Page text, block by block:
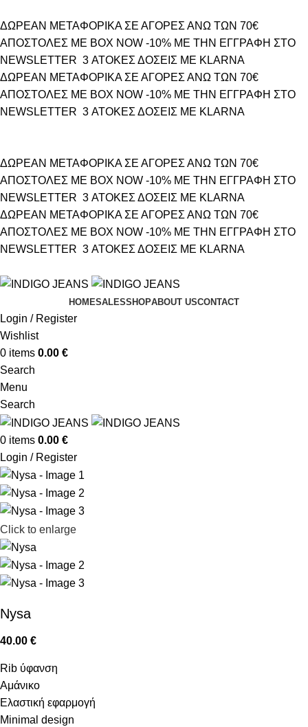
ΔΩΡΕΑΝ ΜΕΤΑΦΟΡΙΚΑ ΣΕ ΑΓΟΡΕΣ ΑΝΩ ΤΩΝ 70€
ΑΠΟΣΤΟΛΕΣ ΜΕ BOX NOW -10% ΜΕ ΤΗΝ ΕΓΓΡΑΦΗ ΣΤΟ
NEWSLETTER 3 ΑΤΟΚΕΣ ΔΟΣΕΙΣ ΜΕ KLARNA
ΔΩΡΕΑΝ ΜΕΤΑΦΟΡΙΚΑ ΣΕ ΑΓΟΡΕΣ ΑΝΩ ΤΩΝ 70€
ΑΠΟΣΤΟΛΕΣ ΜΕ BOX NOW -10% ΜΕ ΤΗΝ ΕΓΓΡΑΦΗ ΣΤΟ
NEWSLETTER 3 ΑΤΟΚΕΣ ΔΟΣΕΙΣ ΜΕ KLARNA
ΔΩΡΕΑΝ ΜΕΤΑΦΟΡΙΚΑ ΣΕ ΑΓΟΡΕΣ ΑΝΩ ΤΩΝ 70€
ΑΠΟΣΤΟΛΕΣ ΜΕ BOX NOW -10% ΜΕ ΤΗΝ ΕΓΓΡΑΦΗ ΣΤΟ
NEWSLETTER 3 ΑΤΟΚΕΣ ΔΟΣΕΙΣ ΜΕ KLARNA
ΔΩΡΕΑΝ ΜΕΤΑΦΟΡΙΚΑ ΣΕ ΑΓΟΡΕΣ ΑΝΩ ΤΩΝ 70€
ΑΠΟΣΤΟΛΕΣ ΜΕ BOX NOW -10% ΜΕ ΤΗΝ ΕΓΓΡΑΦΗ ΣΤΟ
NEWSLETTER 3 ΑΤΟΚΕΣ ΔΟΣΕΙΣ ΜΕ KLARNA
HOMESALESSHOPABOUT USCONTACT
Login / Register
Wishlist
0 items 0.00 €
Search
Menu
Search
0 items 0.00 €
Login / Register
Click to enlarge
Nysa
40.00 €
Rib ύφανση
Αμάνικο
Ελαστική εφαρμογή
Minimal design